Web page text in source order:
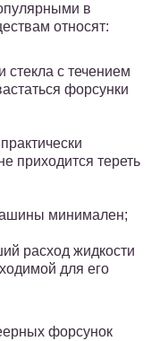
в
относят:
с течением
форсунки
приходится тереть
минимален;
расход жидкости
для его
форсунок